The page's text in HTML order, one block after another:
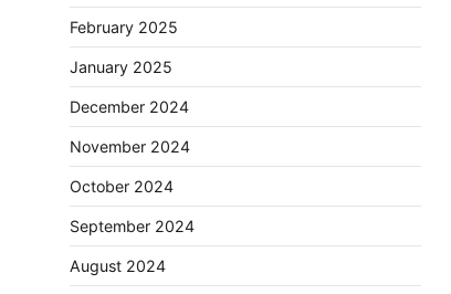
February 2025
January 2025
December 2024
November 2024
October 2024
September 2024
August 2024